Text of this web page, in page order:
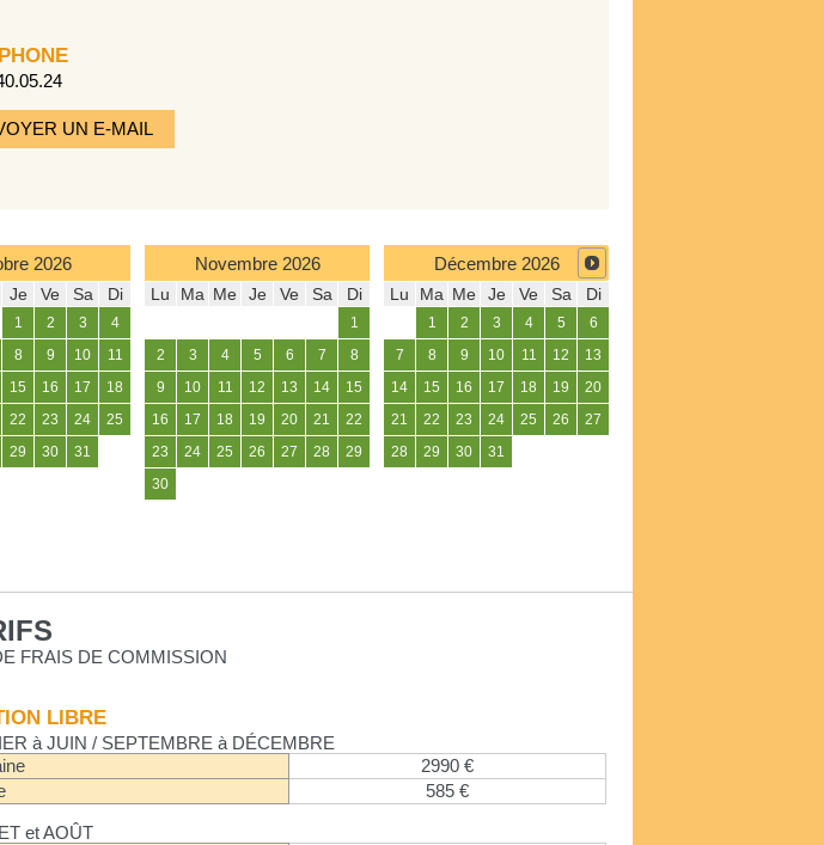
UN E-MAIL
2026
Je Ve Sa Di
1 2 3 4
8 9 10 11
15 16 17 18
22 23 24 25
29 30 31
Novembre 2026
Lu Ma Me Je Ve Sa Di
1
2 3 4 5 6 7 8
9 10 11 12 13 14 15
16 17 18 19 20 21 22
23 24 25 26 27 28 29
30
Décembre 2026
Lu Ma Me Je Ve Sa Di
1 2 3 4 5 6
7 8 9 10 11 12 13
14 15 16 17 18 19 20
21 22 23 24 25 26 27
28 29 30 31
FRAIS DE COMMISSION
LIBRE
à JUIN / SEPTEMBRE à DÉCEMBRE
2990 €
585 €
et AOÛT